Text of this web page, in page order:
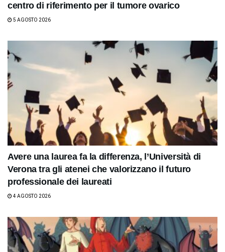
centro di riferimento per il tumore ovarico
5 AGOSTO 2026
Avere una laurea fa la differenza, l’Università di
Verona tra gli atenei che valorizzano il futuro
professionale dei laureati
4 AGOSTO 2026